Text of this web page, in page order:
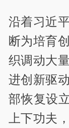
沿着习近
断为培育
织调动大
进创新驱
部恢复设
上下功夫